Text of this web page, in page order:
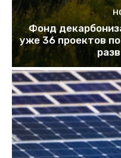
Фонд
уже 36 проектов